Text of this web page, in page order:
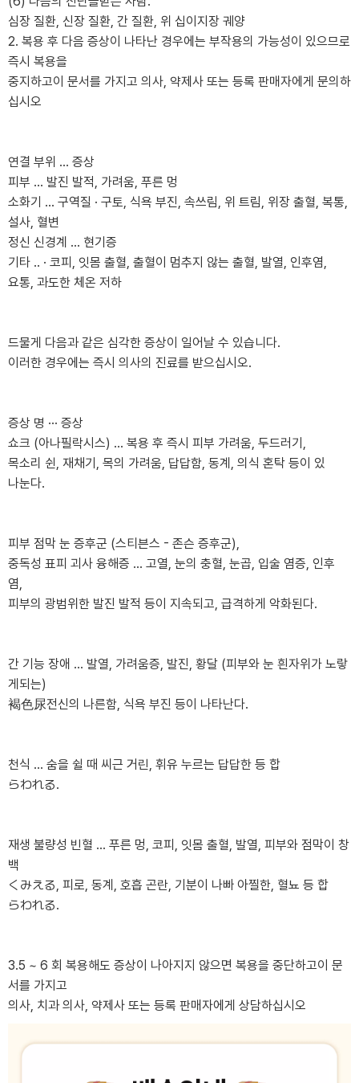
심장 질환, 신장 질환, 간 질환, 위 십이지장 궤양
2. 복용 후 다음 증상이 나타난 경우에는 부작용의 가능성이 있으므로
즉시 복용을
중지하고이 문서를 가지고 의사, 약제사 또는 등록 판매자에게 문의하
십시오
연결 부위 ... 증상
피부 ... 발진 발적, 가려움, 푸른 멍
소화기 ... 구역질 · 구토, 식욕 부진, 속쓰림, 위 트림, 위장 출혈, 복통,
설사, 혈변
정신 신경계 ... 현기증
기타 .. · 코피, 잇몸 출혈, 출혈이 멈추지 않는 출혈, 발열, 인후염,
요통, 과도한 체온 저하
드물게 다음과 같은 심각한 증상이 일어날 수 있습니다.
이러한 경우에는 즉시 의사의 진료를 받으십시오.
증상 명 ··· 증상
쇼크 (아나필락시스) ... 복용 후 즉시 피부 가려움, 두드러기,
목소리 쉰, 재채기, 목의 가려움, 답답함, 동계, 의식 혼탁 등이 있
나눈다.
피부 점막 눈 증후군 (스티븐스 - 존슨 증후군),
중독성 표피 괴사 융해증 ... 고열, 눈의 충혈, 눈곱, 입술 염증, 인후
염,
피부의 광범위한 발진 발적 등이 지속되고, 급격하게 악화된다.
간 기능 장애 ... 발열, 가려움증, 발진, 황달 (피부와 눈 흰자위가 노랗
게되는)
褐色尿전신의 나른함, 식욕 부진 등이 나타난다.
천식 ... 숨을 쉴 때 씨근 거린, 휘유 누르는 답답한 등 합
らわれる.
재생 불량성 빈혈 ... 푸른 멍, 코피, 잇몸 출혈, 발열, 피부와 점막이 창
백
くみえる, 피로, 동계, 호흡 곤란, 기분이 나빠 아찔한, 혈뇨 등 합
らわれる.
3.5 ~ 6 회 복용해도 증상이 나아지지 않으면 복용을 중단하고이 문
서를 가지고
의사, 치과 의사, 약제사 또는 등록 판매자에게 상담하십시오